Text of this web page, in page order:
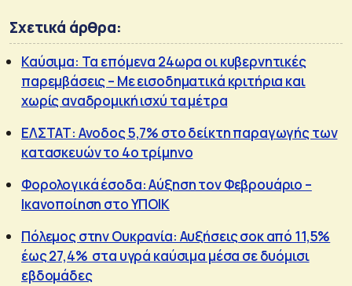
Σχετικά άρθρα:
Καύσιμα: Τα επόμενα 24ωρα οι κυβερνητικές
παρεμβάσεις – Με εισοδηματικά κριτήρια και
χωρίς αναδρομική ισχύ τα μέτρα
ΕΛΣΤΑΤ: Ανοδος 5,7% στο δείκτη παραγωγής των
κατασκευών το 4ο τρίμηνο
Φορολογικά έσοδα: Αύξηση τον Φεβρουάριο –
Ικανοποίηση στο ΥΠΟΙΚ
Πόλεμος στην Ουκρανία: Αυξήσεις σοκ από 11,5%
έως 27,4% στα υγρά καύσιμα μέσα σε δυόμισι
εβδομάδες